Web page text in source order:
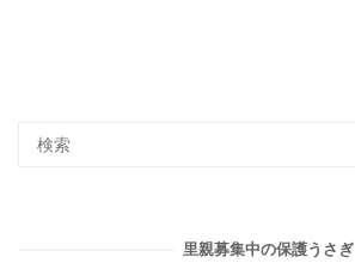
里親募集中の保護うさぎ